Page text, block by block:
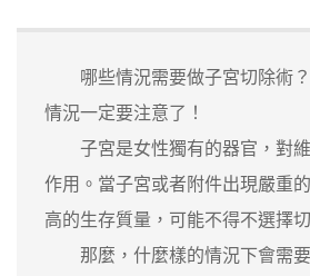
哪些情況需要做子宮切除術？
情況一定要注意了！
子宮是女性獨有的器官，對維
作用。當子宮或者附件出現嚴重
高的生存質量，可能不得不選擇
那麼，什麼樣的情況下會需要